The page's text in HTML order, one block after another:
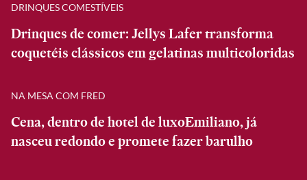
DRINQUES COMESTÍVEIS
Drinques de comer: Jellys Lafer transforma
coquetéis clássicos em gelatinas multicoloridas
NA MESA COM FRED
Cena, dentro de hotel de luxoEmiliano, já
nasceu redondo e promete fazer barulho